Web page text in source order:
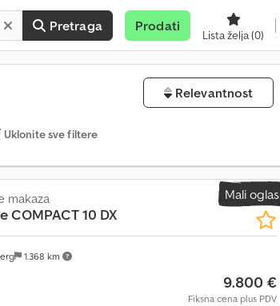
Pretraga Prodati
Lista želja(0)
Relevantnost
Uklonite sve filtere
Mali oglas
1.368 km
makaza
COMPACT 10 DX
9.800 €
Fiksna cena plus PDV